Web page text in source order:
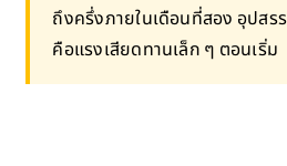
ถึงครึ่งภายในเดือนที่สอง อุปสร
คือแรงเสียดทานเล็ก ๆ ตอนเริ่ม